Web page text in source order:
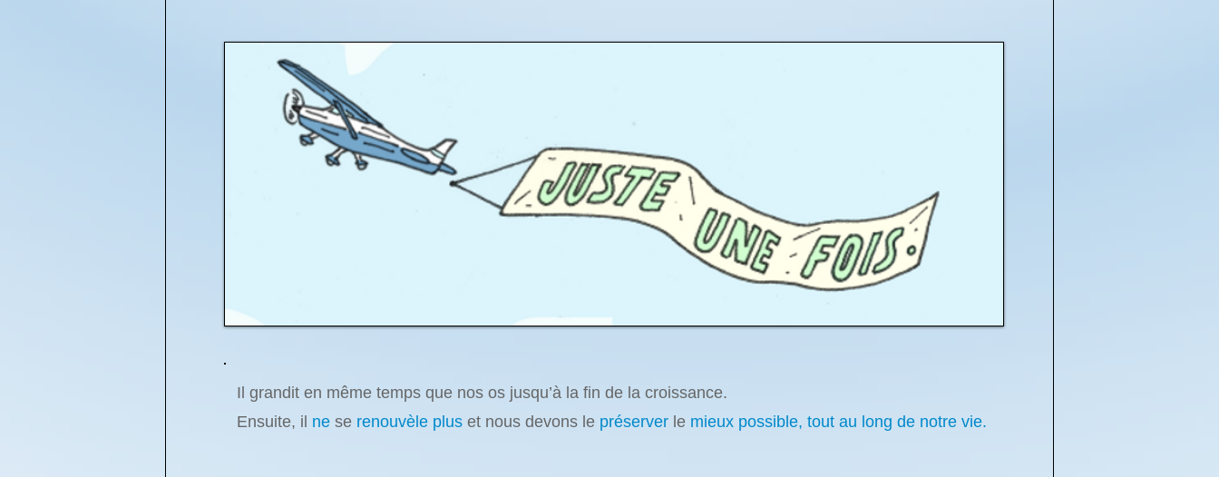
Il grandit en même temps que nos os jusqu’à la fin de la croissance.
Ensuite, il ne se renouvèle plus et nous devons le préserver le mieux possible, tout au long de notre vie.